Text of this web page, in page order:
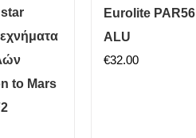
to Mars
Eurolite PAR56
ALU
€32.00